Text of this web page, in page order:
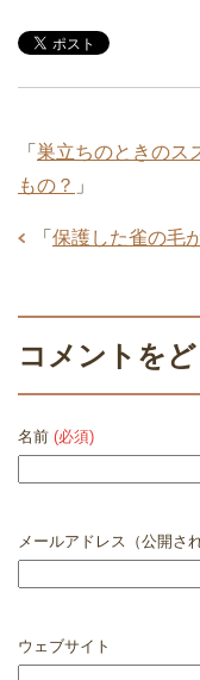
「 巣立ちのときのス
もの？ 」
「 保護した雀の毛
コメントを
名前 (必須)
メールアドレス（公開さ
ウェブサイト